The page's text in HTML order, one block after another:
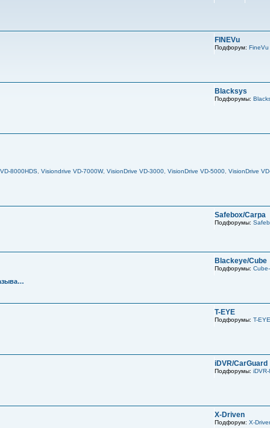
FINEVu
Подфорум: FineVu
Blacksys
Подфорумы:
8000HDS Visiondrive VD-7000W, VisionDrive VD-3000 VisionDrive VD-5000 VisionDrive
Safebox/Carpa
Подфорумы:
Blackeye/Cube
Подфорумы:
T-EYE
Подфорумы: T-
iDVR/CarGuard
Подфорумы:
X-Driven
Подфорум: X-